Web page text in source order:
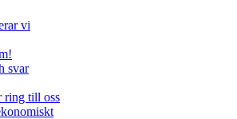
vi
svar
ring till oss